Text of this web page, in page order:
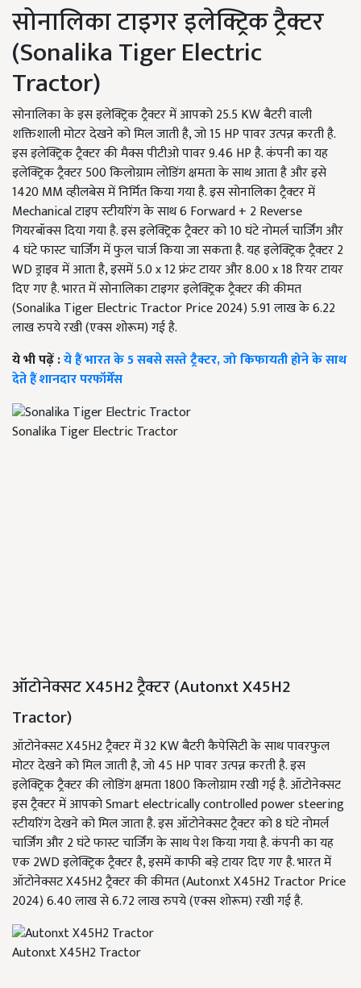
सोनालिका टाइगर इलेक्ट्रिक ट्रैक्टर
(Sonalika Tiger Electric
Tractor)
सोनालिका के इस इलेक्ट्रिक ट्रैक्टर में आपको 25.5 KW बैटरी वाली
शक्तिशाली मोटर देखने को मिल जाती है, जो 15 HP पावर उत्पन्न करती है.
इस इलेक्ट्रिक ट्रैक्टर की मैक्स पीटीओ पावर 9.46 HP है. कंपनी का यह
इलेक्ट्रिक ट्रैक्टर 500 किलोग्राम लोडिंग क्षमता के साथ आता है और इसे
1420 MM व्हीलबेस में निर्मित किया गया है. इस सोनालिका ट्रैक्टर में
Mechanical टाइप स्टीयरिंग के साथ 6 Forward + 2 Reverse
गियरबॉक्स दिया गया है. इस इलेक्ट्रिक ट्रैक्टर को 10 घंटे नोमर्ल चार्जिंग और
4 घंटे फास्ट चार्जिंग में फुल चार्ज किया जा सकता है. यह इलेक्ट्रिक ट्रैक्टर 2
WD ड्राइव में आता है, इसमें 5.0 x 12 फ्रंट टायर और 8.00 x 18 रियर टायर
दिए गए है. भारत में सोनालिका टाइगर इलेक्ट्रिक ट्रैक्टर की कीमत
(Sonalika Tiger Electric Tractor Price 2024) 5.91 लाख के 6.22
लाख रुपये रखी (एक्स शोरूम) गई है.
ये भी पढ़ें :ये हैं भारत के 5 सबसे सस्ते ट्रैक्टर, जो किफायती होने के साथ
देते हैं शानदार परफॉर्मेंस
Sonalika Tiger Electric Tractor
ऑटोनेक्सट X45H2 ट्रैक्टर (Autonxt X45H2
Tractor)
ऑटोनेक्सट X45H2 ट्रैक्टर में 32 KW बैटरी कैपेसिटी के साथ पावरफुल
मोटर देखने को मिल जाती है, जो 45 HP पावर उत्पन्न करती है. इस
इलेक्ट्रिक ट्रैक्टर की लोडिंग क्षमता 1800 किलोग्राम रखी गई है. ऑटोनेक्सट
इस ट्रैक्टर में आपको Smart electrically controlled power steering
स्टीयरिंग देखने को मिल जाता है. इस ऑटोनेक्सट ट्रैक्टर को 8 घंटे नोमर्ल
चार्जिंग और 2 घंटे फास्ट चार्जिंग के साथ पेश किया गया है. कंपनी का यह
एक 2WD इलेक्ट्रिक ट्रैक्टर है, इसमें काफी बड़े टायर दिए गए है. भारत में
ऑटोनेक्सट X45H2 ट्रैक्टर की कीमत (Autonxt X45H2 Tractor Price
2024) 6.40 लाख से 6.72 लाख रुपये (एक्स शोरूम) रखी गई है.
Autonxt X45H2 Tractor